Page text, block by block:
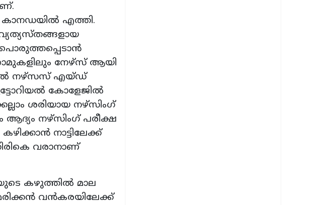
കാനഡയില്‍ എത്തി.
നേഴ്‌സ് ആയി
നഴ്‌സസ് എയ്ഡ്
കോളേജില്‍
ശരിയായ നഴ്‌സിംഗ്
നഴ്‌സിംഗ് പരീക്ഷ
നാട്ടിലേക്ക്
വരാനാണ്
കഴുത്തില്‍ മാല
വന്‍കരയിലേക്ക്